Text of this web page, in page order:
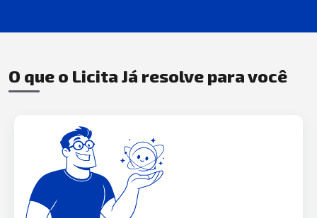
O que o Licita Já resolve para você